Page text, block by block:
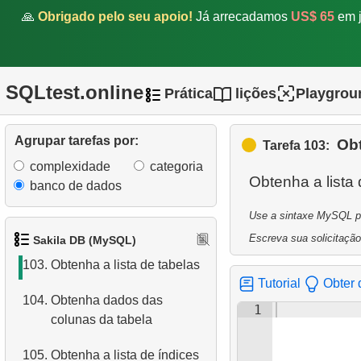
🙏 Obrigado pelo seu apoio! Já arrecadamos US$ 65 em
SQLtest.online Prática lições
Agrupar tarefas por:
complexidade
categoria
banco de dados
Sakila DB (MySQL)
98. Encontre duetos de
99.Encontre a distribuição de
filmes
100.Encontre filmes que
estavam fora de estoque
101.Análise de pagamentos
102.Melhore a análise de
103. Obtenha a lista de tabelas
104. Obtenha dados das
colunas da tabela
105. Obtenha a lista de índices
Tarefa 103:
Obtenha a lista
Use a sintaxe MySQL
Escreva sua
Tutorial Obter
1